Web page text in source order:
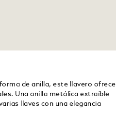
de anilla, este llavero ofrece
Una anilla metálica extraíble
llaves con una elegancia